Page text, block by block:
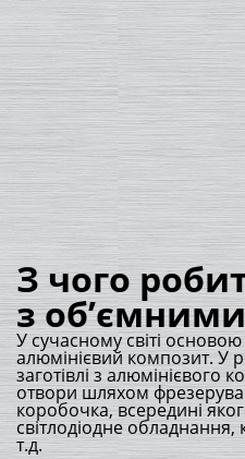
З чого
з
У сучасному світі основою
алюмінієвий композит. У
заготівлі з алюмінієвого
отвори шляхом
коробочка, всередині
світлодіодне обладнання,
т.д.